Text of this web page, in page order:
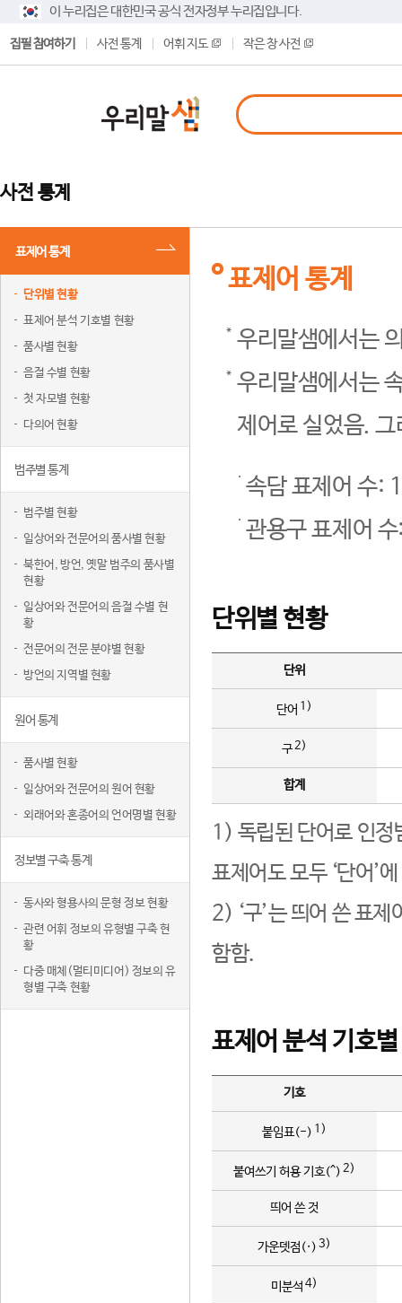
이 누리집은 대한민국 공식 전자정부 누리집입니다.
집필 참여하기 사전 통계 어휘 지도 작은 창 사전
사전 통계
표제어 통계
단위별 현황
표제어 분석 기호별 현황
품사별 현황
음절 수별 현황
첫 자모별 현황
다의어 현황
범주별 통계
범주별 현황
일상어와 전문어의 품사별 현황
북한어, 방언, 옛말 범주의 품사별
현황
일상어와 전문어의 음절 수별 현
황
전문어의 전문 분야별 현황
방언의 지역별 현황
원어 통계
품사별 현황
일상어와 전문어의 원어 현황
외래어와 혼종어의 언어명별 현황
정보별 구축 통계
동사와 형용사의 문형 정보 현황
관련 어휘 정보의 유형별 구축 현
황
다중 매체(멀티미디어) 정보의 유
형별 구축 현황
표제어 통계
우리말샘에서는
우리말샘에서는
제어로 실었음.
속담 표제어 수:
관용구 표제어
단위별 현황
단위
단어 1)
구2)
합계
1) 독립된 단어로 인정
표제어도 모두 ‘단어’
2) ‘구’는 띄어 쓴 표
함함.
표제어 분석 기호
기호
붙임표(-) 1)
붙여쓰기 허용 기호(^) 2)
띄어 쓴 것
가운뎃점(·) 3)
미분석 4)